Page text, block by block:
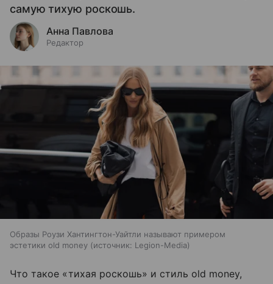
самую тихую роскошь.
Анна Павлова
Редактор
Образы Роузи Хантингтон-Уайтли называют примером
эстетики old money
источник: Legion-Media
Что такое «тихая роскошь» и стиль old money,